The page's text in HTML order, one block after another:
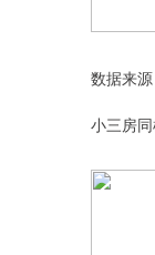
数据来
小三房